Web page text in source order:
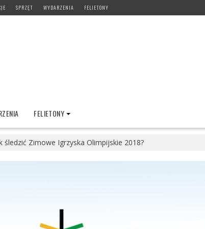
SPRZĘT WYDARZENIA FELIETONY
FELIETONY
śledzić Zimowe Igrzyska Olimpijskie 2018?